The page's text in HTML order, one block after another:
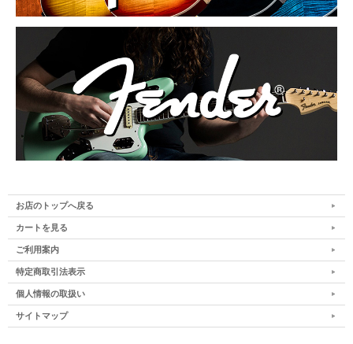
お店のトップへ戻る
カートを見る
ご利用案内
特定商取引法表示
個人情報の取扱い
サイトマップ